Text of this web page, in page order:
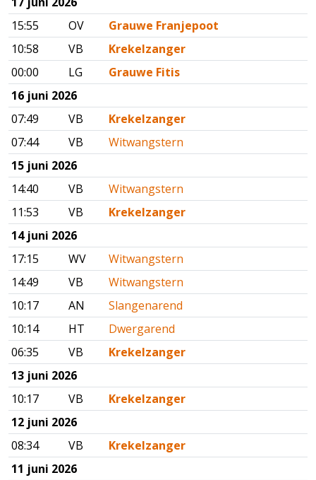
15:55
OV
Grauwe Franjepoot
10:58
VB
Krekelzanger
00:00
LG
Grauwe Fitis
16 juni 2026
07:49
VB
Krekelzanger
07:44
VB
Witwangstern
15 juni 2026
14:40
VB
Witwangstern
11:53
VB
Krekelzanger
14 juni 2026
17:15
WV
Witwangstern
14:49
VB
Witwangstern
10:17
AN
Slangenarend
10:14
HT
Dwergarend
06:35
VB
Krekelzanger
13 juni 2026
10:17
VB
Krekelzanger
12 juni 2026
08:34
VB
Krekelzanger
11 juni 2026